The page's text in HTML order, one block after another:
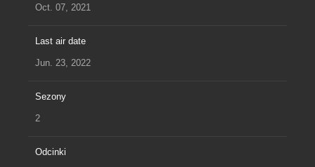
Oct. 07, 2021
Last air date
Jun. 23, 2022
Sezony
2
Odcinki